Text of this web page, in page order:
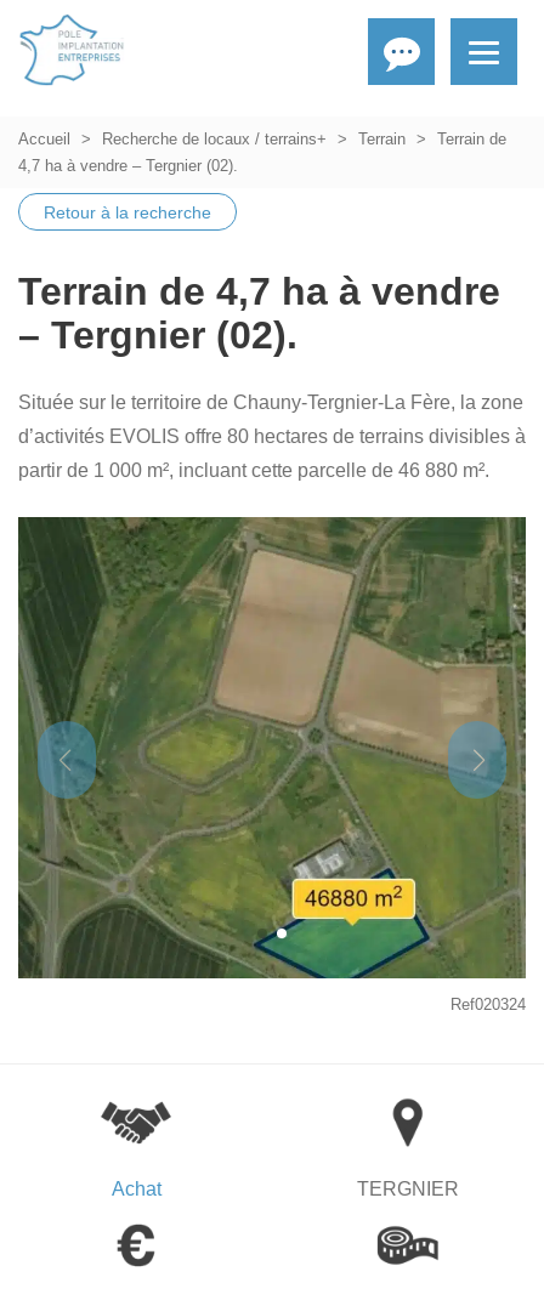
Accueil Recherche de locaux / terrains+ Terrain
Terrain de
4,7 ha à vendre – Tergnier (02).
Retour à la recherche
Terrain de 4,7 ha à vendre
– Tergnier (02).
Située sur le territoire de Chauny-Tergnier-La Fère, la zone
d’activités EVOLIS offre 80 hectares de terrains divisibles à
partir de 1 000 m², incluant cette parcelle de 46 880 m².
Ref020324
Achat TERGNIER